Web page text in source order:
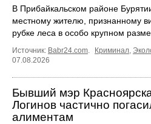
В Прибайкальском районе
местному жителю, признанному
рубке леса в особо крупном
Источник: Babr24.com Криминал
07.08.2026
Бывший мэр
Логинов частично
алиментам